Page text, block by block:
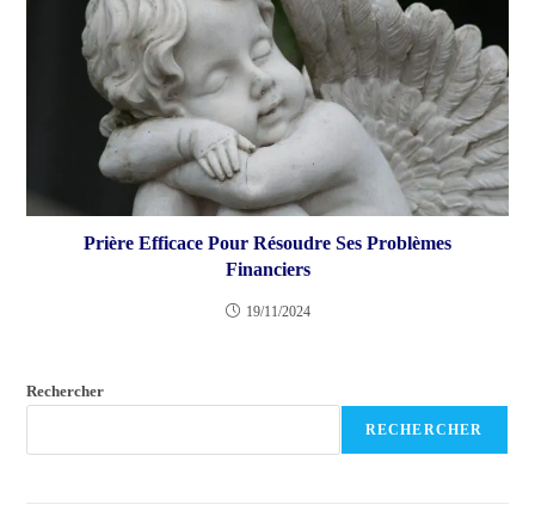
Prière Efficace Pour Résoudre Ses Problèmes
Financiers
19/11/2024
Rechercher
RECHERCHER